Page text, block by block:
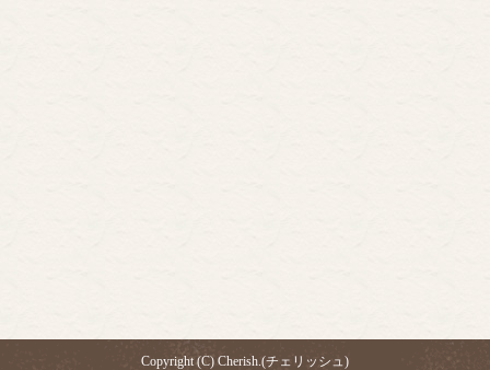
Copyright (C) Cherish.(チェリッシュ)